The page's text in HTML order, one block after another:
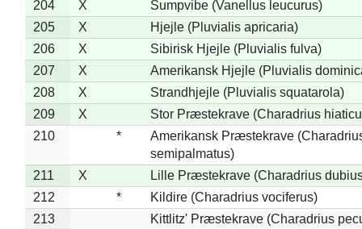
204
X
Sumpvibe (Vanellus leucurus)
205
X
Hjejle (Pluvialis apricaria)
206
X
Sibirisk Hjejle (Pluvialis fulva)
207
X
Amerikansk Hjejle (Pluvialis
208
X
Strandhjejle (Pluvialis squatarola)
209
X
Stor Præstekrave (Charadrius
210
*
Amerikansk Præstekrave
semipalmatus)
211
X
Lille Præstekrave (Charadrius
212
*
Kildire (Charadrius vociferus)
213
Kittlitz' Præstekrave (Charadrius